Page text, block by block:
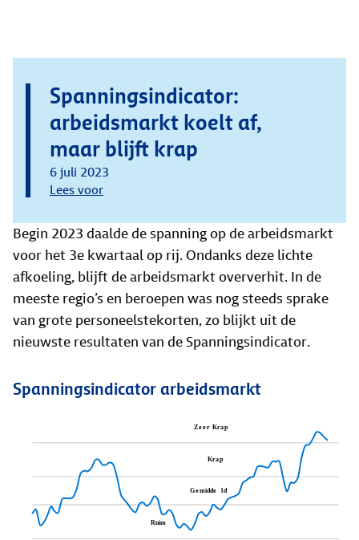
Spanningsindicator:
arbeidsmarkt koelt af,
maar blijft krap
6 juli 2023
Lees voor
Begin 2023 daalde de spanning op de arbeidsmarkt
voor het 3e kwartaal op rij. Ondanks deze lichte
afkoeling, blijft de arbeidsmarkt oververhit. In de
meeste regio’s en beroepen was nog steeds sprake
van grote personeelstekorten, zo blijkt uit de
nieuwste resultaten van de Spanningsindicator.
Spanningsindicator arbeidsmarkt